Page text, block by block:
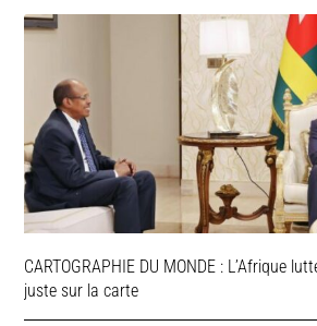
CARTOGRAPHIE DU MONDE : L’Afrique
juste sur la carte